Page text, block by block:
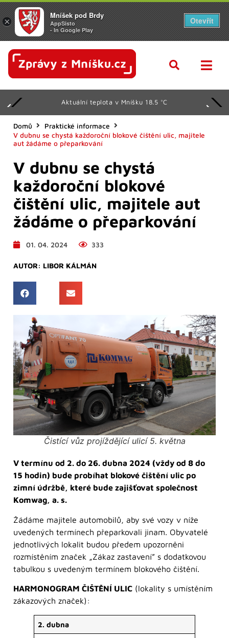
Aktuální teplota v Mníšku 18.5 °C
Domů
Praktické informace
V dubnu se chystá každoroční blokové čištění ulic, majitele
aut žádáme o přeparkování
V dubnu se chystá
každoroční blokové
čištění ulic, majitele aut
žádáme o přeparkování
01. 04. 2024 333
AUTOR: LIBOR KÁLMÁN
Čistící vůz projíždějící ulicí 5. května
V termínu od 2. do 26. dubna 2024 (vždy od 8 do
15 hodin) bude probíhat blokové čištění ulic po
zimní údržbě, které bude zajišťovat společnost
Komwag, a. s.
Žádáme majitele automobilů, aby své vozy v níže
uvedených termínech přeparkovali jinam. Obyvatelé
jednotlivých lokalit budou předem upozorněni
rozmístěním značek „Zákaz zastavení” s dodatkovou
tabulkou s uvedeným termínem blokového čištění.
HARMONOGRAM ČIŠTĚNÍ ULIC (lokality s umístěním
zákazových značek):
2. dubna
×
Mníšek pod Brdy
AppSisto
- In Google Play
Otevřít